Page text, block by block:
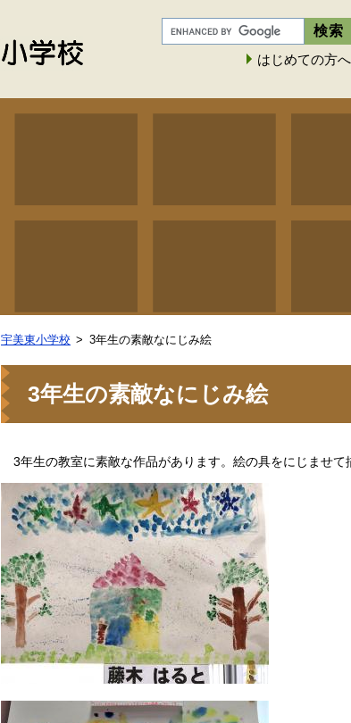
はじめての方へ
宇美東小学校 3年生の素敵なにじみ絵
3年生の素敵なにじみ絵
3年生の教室に素敵な作品があります。絵の具をにじませて